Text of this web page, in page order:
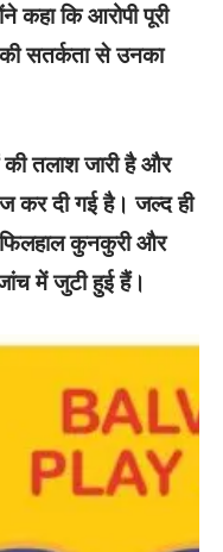
कहा कि आरोपी पूरी
सतर्कता से उनका
की तलाश जारी है और
कर दी गई है। जल्द ही
फिलहाल कुनकुरी और
में जुटी हुई हैं।